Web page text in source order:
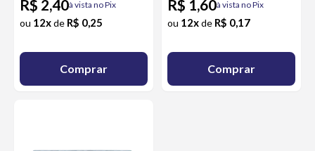
R$ 2,40à vista no Pix
ou 12xde R$ 0,25
Comprar
R$ 1,60à vista no Pix
ou 12xde R$ 0,17
Comprar